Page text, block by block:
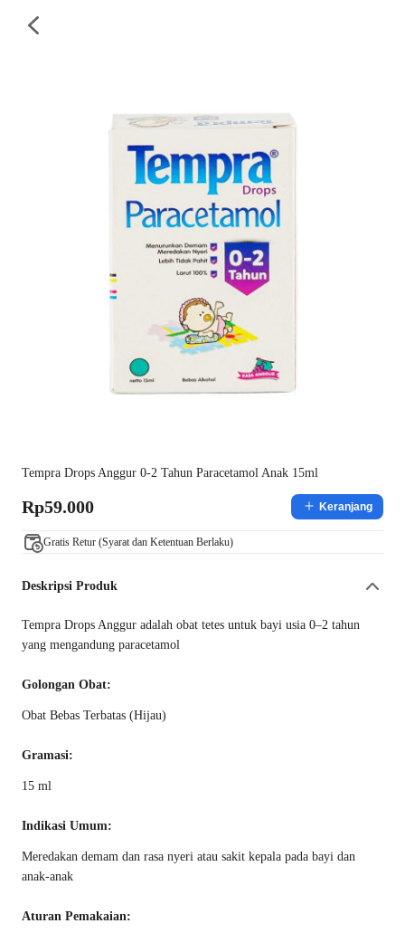
Tempra Drops Anggur 0-2 Tahun Paracetamol Anak 15ml
Rp59.000 Keranjang
Gratis Retur (Syarat dan Ketentuan Berlaku)
Deskripsi Produk
Tempra Drops Anggur adalah obat tetes untuk bayi usia 0–2 tahun
yang mengandung paracetamol
Golongan Obat:
Obat Bebas Terbatas (Hijau)
Gramasi:
15 ml
Indikasi Umum:
Meredakan demam dan rasa nyeri atau sakit kepala pada bayi dan
anak-anak
Aturan Pemakaian: